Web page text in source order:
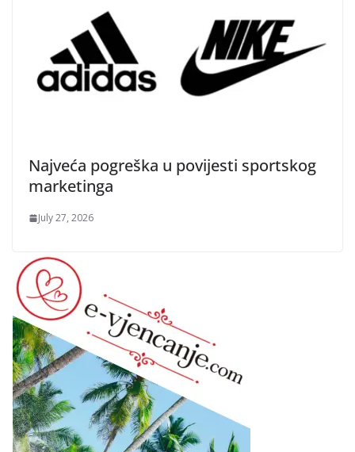
Najveća pogreška u povijesti sportskog
marketinga
July 27, 2026